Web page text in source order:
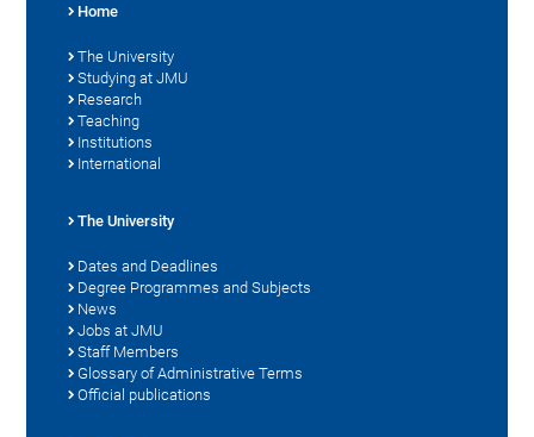
Home
The University
Studying at JMU
Research
Teaching
Institutions
International
The University
Dates and Deadlines
Degree Programmes and Subjects
News
Jobs at JMU
Staff Members
Glossary of Administrative Terms
Official publications